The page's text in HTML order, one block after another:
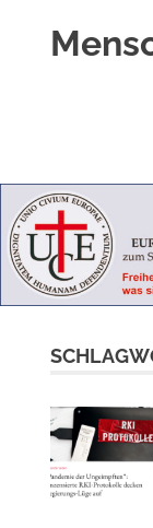
Geborene
wie
für
Ungeborene